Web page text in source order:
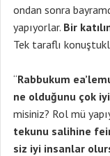
ondan sonra
yapıyorlar. Bir
Tek taraflı
“Rabbukum
ne olduğunu çok
misiniz? Rol mü
tekunu salihine
siz iyi insanlar